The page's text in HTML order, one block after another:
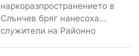
наркоразпространението в
Слънчев бряг нанесоха
служители на Районно